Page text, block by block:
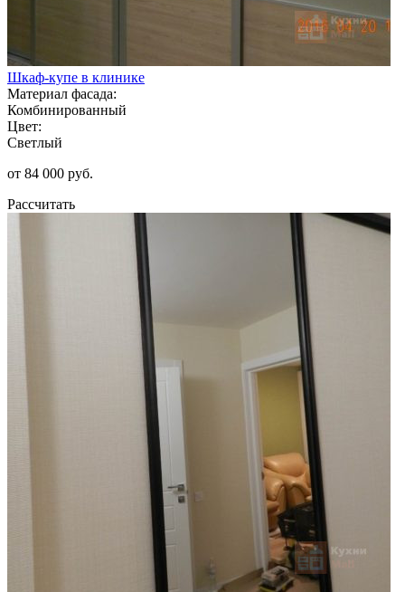
Шкаф-купе в клинике
Материал фасада:
Комбинированный
Цвет:
Светлый
от 84 000 руб.
Рассчитать